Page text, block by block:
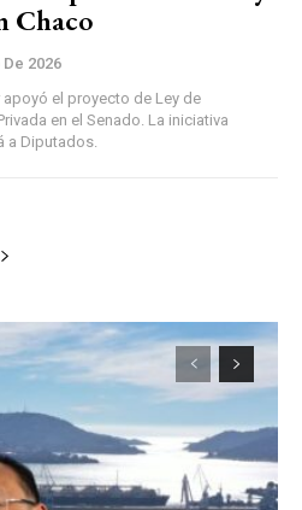
Chaco
2026
el proyecto de Ley de
en el Senado. La iniciativa
a Diputados.